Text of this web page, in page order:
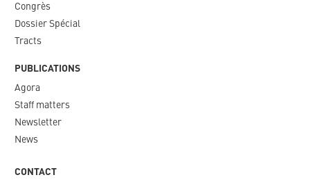
Congrès
Dossier Spécial
Tracts
PUBLICATIONS
Agora
Staff matters
Newsletter​
News
CONTACT